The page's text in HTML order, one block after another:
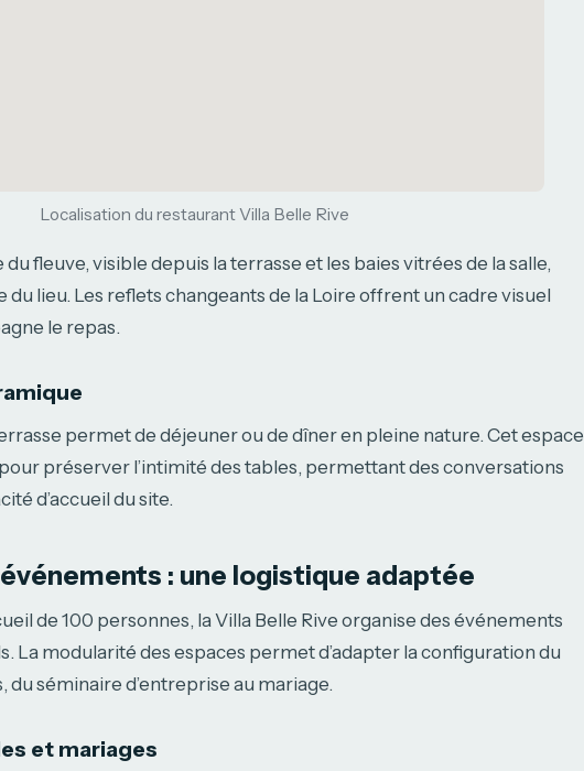
Localisation du restaurant Villa Belle Rive
fleuve, visible depuis la terrasse et les baies vitrées de la salle,
du lieu. Les reflets changeants de la Loire offrent un cadre visuel
le repas.
permet de déjeuner ou de dîner en pleine nature. Cet espace
préserver l’intimité des tables, permettant des conversations
d’accueil du site.
: une logistique adaptée
de 100 personnes, la Villa Belle Rive organise des événements
La modularité des espaces permet d’adapter la configuration du
du séminaire d’entreprise au mariage.
et mariages